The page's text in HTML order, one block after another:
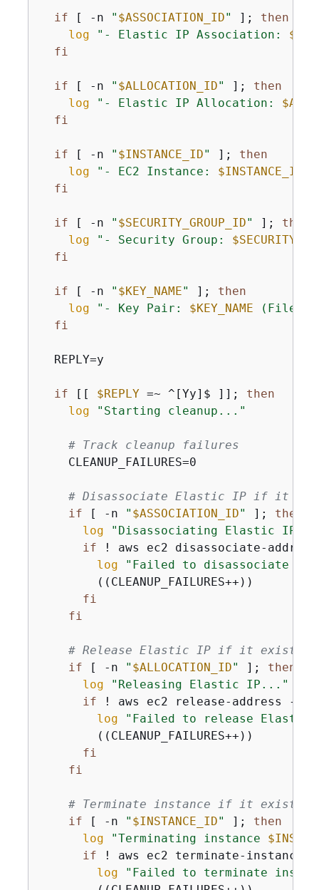
if [ -n " $ASSOCIATION_ID" ]; then
log
"- Elastic IP Association:
fi
if [ -n " $ALLOCATION_ID" ]; then
log
"- Elastic IP Allocation:
fi
if [ -n " $INSTANCE_ID" ]; then
log
"- EC2 Instance: $INSTANCE_ID
fi
if [ -n " $SECURITY_GROUP_ID" ]; then
log
"- Security Group:
fi
if [ -n " $KEY_NAME" ]; then
log
"- Key Pair: $KEY_NAME (File:
fi
  REPLY=y
if [[ $REPLY =~ ^[Yy]$ ]]; then
log
"Starting cleanup..."
# Track cleanup failures
    CLEANUP_FAILURES=0
# Disassociate Elastic IP if it
if [ -n " $ASSOCIATION_ID" ]; then
log
"Disassociating Elastic
if ! aws ec2 disassociate-
log
"Failed to disassociate
        ((CLEANUP_FAILURES++))
fi
fi
# Release Elastic IP if it exists
if [ -n " $ALLOCATION_ID" ]; then
log
"Releasing Elastic IP..."
if ! aws ec2 release-address --
log
"Failed to release Elastic
        ((CLEANUP_FAILURES++))
fi
fi
# Terminate instance if it exists
if [ -n " $INSTANCE_ID" ]; then
log
"Terminating instance
if ! aws ec2 terminate-
log
"Failed to terminate